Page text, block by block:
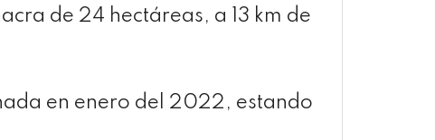
de 24 hectáreas, a 13 km de
en enero del 2022, estando